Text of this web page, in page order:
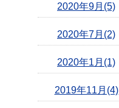
2020年9月(5)
2020年7月(2)
2020年1月(1)
2019年11月(4)